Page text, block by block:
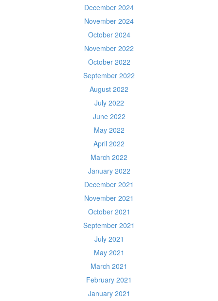
December 2024
November 2024
October 2024
November 2022
October 2022
September 2022
August 2022
July 2022
June 2022
May 2022
April 2022
March 2022
January 2022
December 2021
November 2021
October 2021
September 2021
July 2021
May 2021
March 2021
February 2021
January 2021